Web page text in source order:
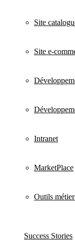
Site
Site e-
Intranet
MarketPlace
Outils
Success Stories